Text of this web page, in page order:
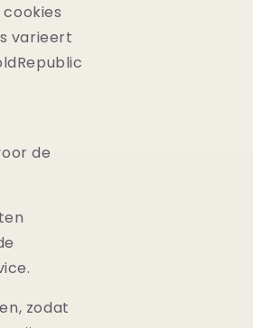
varieert
de
zodat